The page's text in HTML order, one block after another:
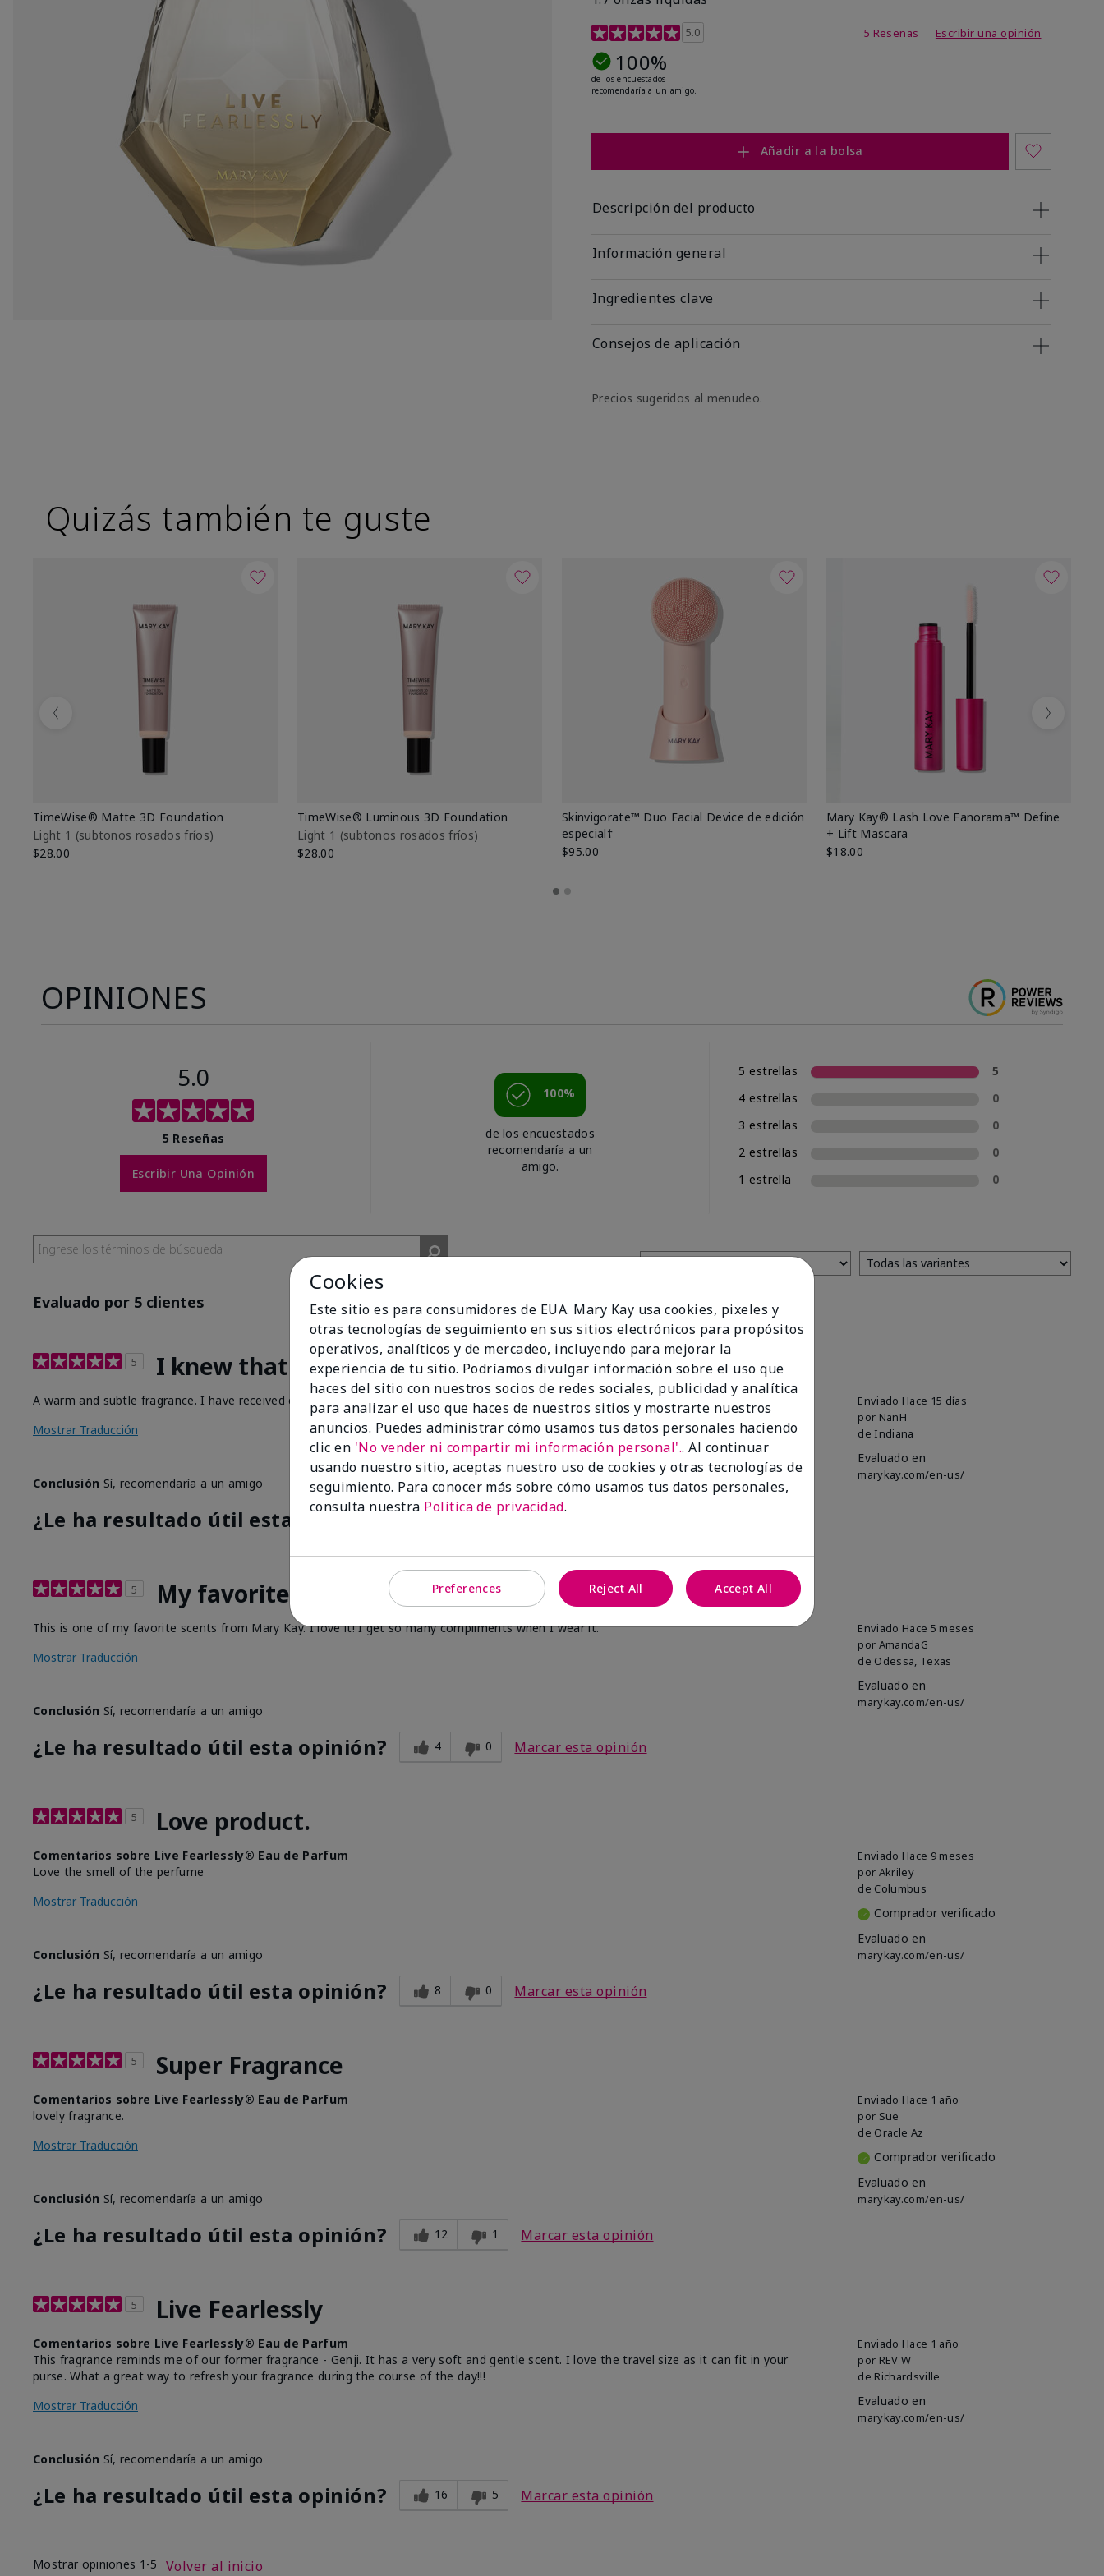
Calificación de clientes de 4,7 de 5
5.0 5 Reseñas Escribir una opinión
100%
de los encuestados
recomendaría a un amigo.
Añadir a la bolsa
Descripción del producto
Información general
Ingredientes clave
Consejos de aplicación
Precios sugeridos al menudeo.
Quizás también te guste
TimeWise® Matte 3D Foundation
Light 1​ (subtonos rosados fríos)
$28.00
TimeWise® Luminous 3D Foundation
Light 1​ (subtonos rosados fríos)
$28.00
Skinvigorate™ Duo Facial Device de edición
especial†
$95.00
Mary Kay® Lash Love Fanorama™ Define
+ Lift Mascara
$18.00
Previous Next
OPINIONES
5.0
5 Reseñas
Escribir Una Opinión
100%
de los encuestados
recomendaría a un
amigo.
5 estrellas
5
4 estrellas
0
3 estrellas
0
2 estrellas
0
1 estrella
0
Evaluado por 5 clientes
5 I knew that this scent was for me!
Enviado Hace 15 días
por NanH
de Indiana
Evaluado en
marykay.com/en-us/
A warm and subtle fragrance. I have received compliments when wearing it.
Mostrar Traducción
Conclusión Sí, recomendaría a un amigo
¿Le ha resultado útil esta opinión?
5 My favorite
Enviado Hace 5 meses
por AmandaG
de Odessa, Texas
Evaluado en
marykay.com/en-us/
This is one of my favorite scents from Mary Kay. I love it! I get so many compliments when I wear it.
Mostrar Traducción
Conclusión Sí, recomendaría a un amigo
¿Le ha resultado útil esta opinión? 4 0 Marcar esta opinión
5 Love product.
Enviado Hace 9 meses
por Akriley
de Columbus
Comprador verificado
Evaluado en
marykay.com/en-us/
Comentarios sobre Live Fearlessly® Eau de Parfum
Love the smell of the perfume
Mostrar Traducción
Conclusión Sí, recomendaría a un amigo
¿Le ha resultado útil esta opinión? 8 0 Marcar esta opinión
5 Super Fragrance
Enviado Hace 1 año
por Sue
de Oracle Az
Comprador verificado
Evaluado en
marykay.com/en-us/
Comentarios sobre Live Fearlessly® Eau de Parfum
lovely fragrance.
Mostrar Traducción
Conclusión Sí, recomendaría a un amigo
¿Le ha resultado útil esta opinión? 12 1 Marcar esta opinión
5 Live Fearlessly
Enviado Hace 1 año
por REV W
de Richardsville
Evaluado en
marykay.com/en-us/
Comentarios sobre Live Fearlessly® Eau de Parfum
This fragrance reminds me of our former fragrance - Genji. It has a very soft and gentle scent. I love the travel size as it can fit in your
purse. What a great way to refresh your fragrance during the course of the day!!!
Mostrar Traducción
Conclusión Sí, recomendaría a un amigo
¿Le ha resultado útil esta opinión? 16 5 Marcar esta opinión
Mostrar opiniones 1-5 Volver al inicio
Cookies
Este sitio es para consumidores de EUA. Mary Kay usa cookies, pixeles y
otras tecnologías de seguimiento en sus sitios electrónicos para propósitos
operativos, analíticos y de mercadeo, incluyendo para mejorar la
experiencia de tu sitio. Podríamos divulgar información sobre el uso que
haces del sitio con nuestros socios de redes sociales, publicidad y analítica
para analizar el uso que haces de nuestros sitios y mostrarte nuestros
anuncios. Puedes administrar cómo usamos tus datos personales haciendo
clic en 'No vender ni compartir mi información personal'.. Al continuar
usando nuestro sitio, aceptas nuestro uso de cookies y otras tecnologías de
seguimiento. Para conocer más sobre cómo usamos tus datos personales,
consulta nuestra Política de privacidad.
Preferences Reject All Accept All